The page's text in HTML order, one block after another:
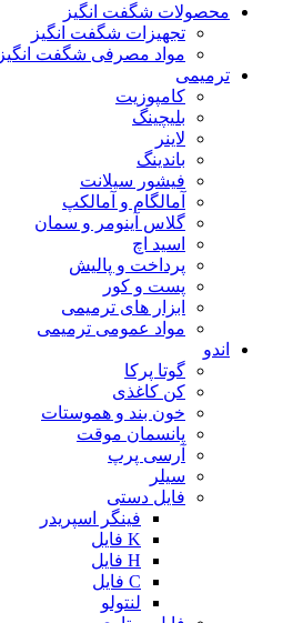
محصولات شگفت انگیز
تجهیزات شگفت انگیز
مواد مصرفی شگفت انگیز
ترمیمی
کامپوزیت
بلیچینگ
لاینر
باندینگ
فیشور سیلانت
آمالگام و آمالکپ
گلاس آینومر و سمان
اسید اچ
پرداخت و پالیش
پست و کور
ابزار های ترمیمی
مواد عمومی ترمیمی
اندو
گوتا پرکا
کن کاغذی
خون بند و هموستات
پانسمان موقت
آرسی پرپ
سیلر
فایل دستی
فینگر اسپریدر
K فایل
H فایل
C فایل
لنتولو